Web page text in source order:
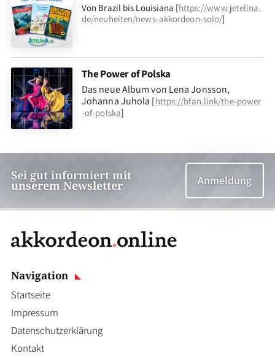
Von Brazil bis Louisiana [https://www.jetelina.
de/neuheiten/news-akkordeon-solo/]
The Power of Polska
Das neue Album von Lena Jonsson,
Johanna Juhola [https://bfan.link/the-power
-of-polska]
Sei gut informiert mit
unserem Newsletter Anmeldung
Navigation
Startseite
Impressum
Datenschutzerklärung
Kontakt